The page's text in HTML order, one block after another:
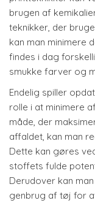
brugen af
teknikker, der
kan man minimere
findes i dag
smukke farver og
Endelig spiller
rolle i at minimere
måde, der
affaldet, kan man
Dette kan gøres
stoffets fulde
Derudover kan
genbrug af tøj for